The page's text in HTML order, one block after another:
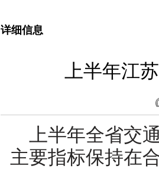
详细信息
上半年江
上半年全省交
主要指标保持在